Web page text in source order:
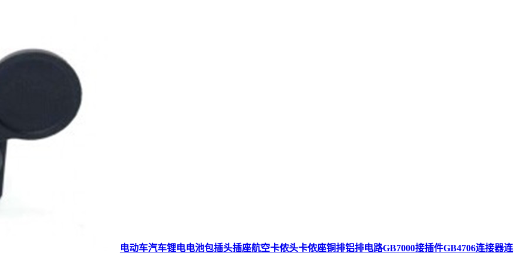
电动车汽车锂电电池包插头插座航空卡侬头卡侬座铜排铝排电路GB7000接插件GB4706连接器连